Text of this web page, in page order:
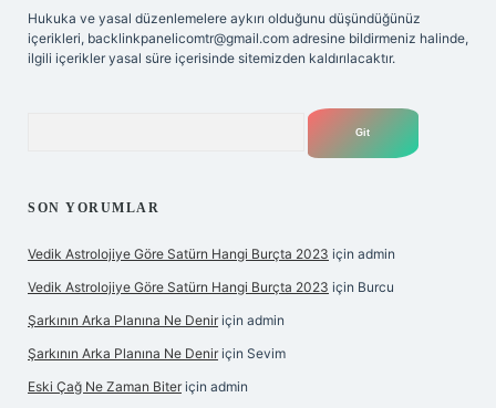
Hukuka ve yasal düzenlemelere aykırı olduğunu düşündüğünüz
içerikleri, backlinkpanelicomtr@gmail.com adresine bildirmeniz halinde,
ilgili içerikler yasal süre içerisinde sitemizden kaldırılacaktır.
SON YORUMLAR
Vedik Astrolojiye Göre Satürn Hangi Burçta 2023 için admin
Vedik Astrolojiye Göre Satürn Hangi Burçta 2023 için Burcu
Şarkının Arka Planına Ne Denir için admin
Şarkının Arka Planına Ne Denir için Sevim
Eski Çağ Ne Zaman Biter için admin